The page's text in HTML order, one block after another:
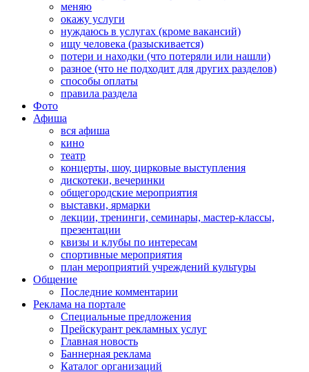
меняю
окажу услуги
нуждаюсь в услугах (кроме вакансий)
ищу человека (разыскивается)
потери и находки (что потеряли или нашли)
разное (что не подходит для других разделов)
способы оплаты
правила раздела
Фото
Афиша
вся афиша
кино
театр
концерты, шоу, цирковые выступления
дискотеки, вечеринки
общегородские мероприятия
выставки, ярмарки
лекции, тренинги, семинары, мастер-классы,
презентации
квизы и клубы по интересам
спортивные мероприятия
план мероприятий учреждений культуры
Общение
Последние комментарии
Реклама на портале
Специальные предложения
Прейскурант рекламных услуг
Главная новость
Баннерная реклама
Каталог организаций